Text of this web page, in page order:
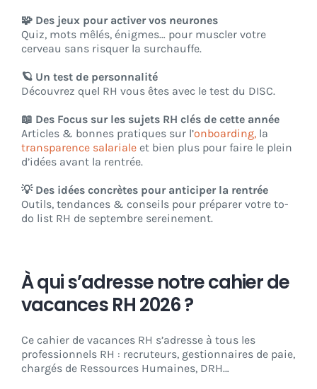
🧩 Des jeux pour activer vos neurones
Quiz, mots mêlés, énigmes… pour muscler votre
cerveau sans risquer la surchauffe.
🪐 Un test de personnalité
Découvrez quel RH vous êtes avec le test du DISC.
📖 Des Focus sur les sujets RH clés de cette année
Articles & bonnes pratiques sur l’onboarding, la
transparence salariale et bien plus pour faire le plein
d’idées avant la rentrée.
💡 Des idées concrètes pour anticiper la rentrée
Outils, tendances & conseils pour préparer votre to-
do list RH de septembre sereinement.
À qui s’adresse notre cahier de
vacances RH 2026 ?
Ce cahier de vacances RH s’adresse à tous les
professionnels RH : recruteurs, gestionnaires de paie,
chargés de Ressources Humaines, DRH…